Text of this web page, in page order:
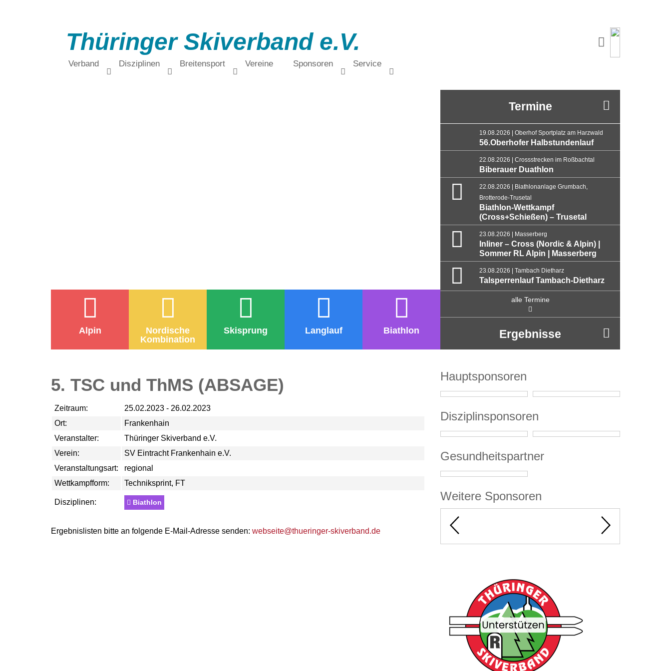
Thüringer Skiverband e.V.
Verband Disziplinen Breitensport Vereine Sponsoren Service
Alpin
Nordische
Kombination
Skisprung Langlauf Biathlon
Termine
19.08.2026 | Oberhof Sportplatz am Harzwald
56.Oberhofer Halbstundenlauf
22.08.2026 | Crossstrecken im Roßbachtal
Biberauer Duathlon
22.08.2026 | Biathlonanlage Grumbach,
Brotterode-Trusetal
Biathlon-Wettkampf
(Cross+Schießen) – Trusetal
23.08.2026 | Masserberg
Inliner – Cross (Nordic & Alpin) |
Sommer RL Alpin | Masserberg
23.08.2026 | Tambach Dietharz
Talsperrenlauf Tambach-Dietharz
alle Termine
Ergebnisse
5. TSC und ThMS (ABSAGE)
Zeitraum:
25.02.2023 - 26.02.2023
Ort:
Frankenhain
Veranstalter:
Thüringer Skiverband e.V.
Verein:
SV Eintracht Frankenhain e.V.
Veranstaltungsart:
regional
Wettkampfform:
Techniksprint, FT
Disziplinen: Biathlon
Ergebnislisten bitte an folgende E-Mail-Adresse senden: webseite@thueringer-skiverband.de
Hauptsponsoren
Disziplinsponsoren
Gesundheitspartner
Weitere Sponsoren